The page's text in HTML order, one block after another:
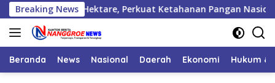
Langsung
ke
konten
Breaking News
Hektare, Perkuat Ketahanan Pangan Nasional
Beranda News Nasional Daerah Ekonomi Hukum &